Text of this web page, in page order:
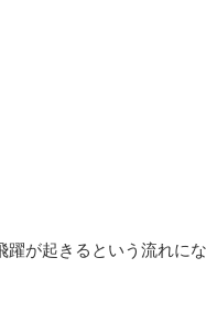
が起きるという流れに